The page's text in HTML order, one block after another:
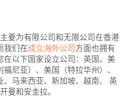
要为有限公司和无限公司在香港
我们在成立海外公司方面也拥有
在以下国家设立公司：英国、美
尼亚）、美国（特拉华州）、
、马来西亚、新加坡、越南、 英
曼和安圭拉。